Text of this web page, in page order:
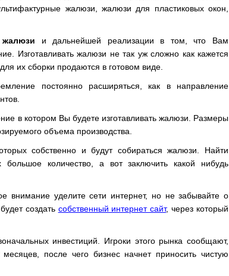
жалюзи, жалюзи для пластиковых окон,
жалюзи и дальнейшей реализации в том, что Вам
Изготавливать жалюзи не так уж сложно как кажется
их сборки продаются в готовом виде.
постоянно расширяться, как в направление
в котором Вы будете изготавливать жалюзи. Размеры
объема производства.
собственно и будут собираться жалюзи. Найти
количество, а вот заключить какой нибудь
внимание уделите сети интернет, но не забывайте о
создать собственный интернет сайт, через который
инвестиций. Игроки этого рынка сообщают,
после чего бизнес начнет приносить чистую